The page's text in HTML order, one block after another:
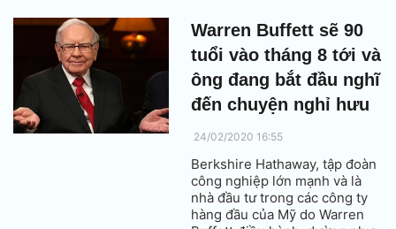
SoftBank Ventures Asia đầu
tư, cùng với các nhà đầu tư
hiện tại Next Billion Ventures,
RHL Ventures Breeze, FEBE
Ventures, RSquare và Insignia.
Warren Buffett sẽ 90
tuổi vào tháng 8 tới và
ông đang bắt đầu nghĩ
đến chuyện nghỉ hưu
24/02/2020 16:55
Berkshire Hathaway, tập đoàn
công nghiệp lớn mạnh và là
nhà đầu tư trong các công ty
hàng đầu của Mỹ do Warren